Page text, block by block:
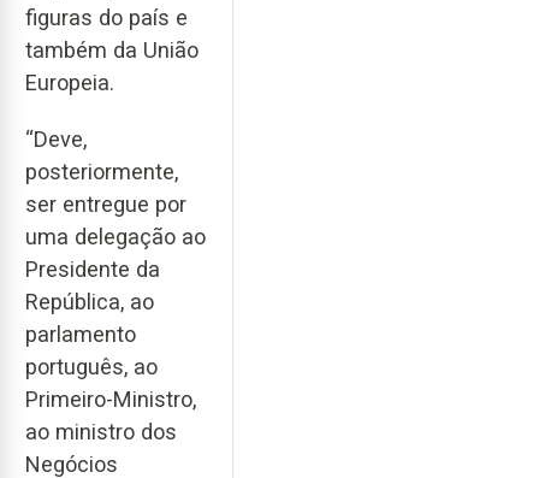
figuras do país e
também da União
Europeia.
“Deve,
posteriormente,
ser entregue por
uma delegação ao
Presidente da
República, ao
parlamento
português, ao
Primeiro-Ministro,
ao ministro dos
Negócios